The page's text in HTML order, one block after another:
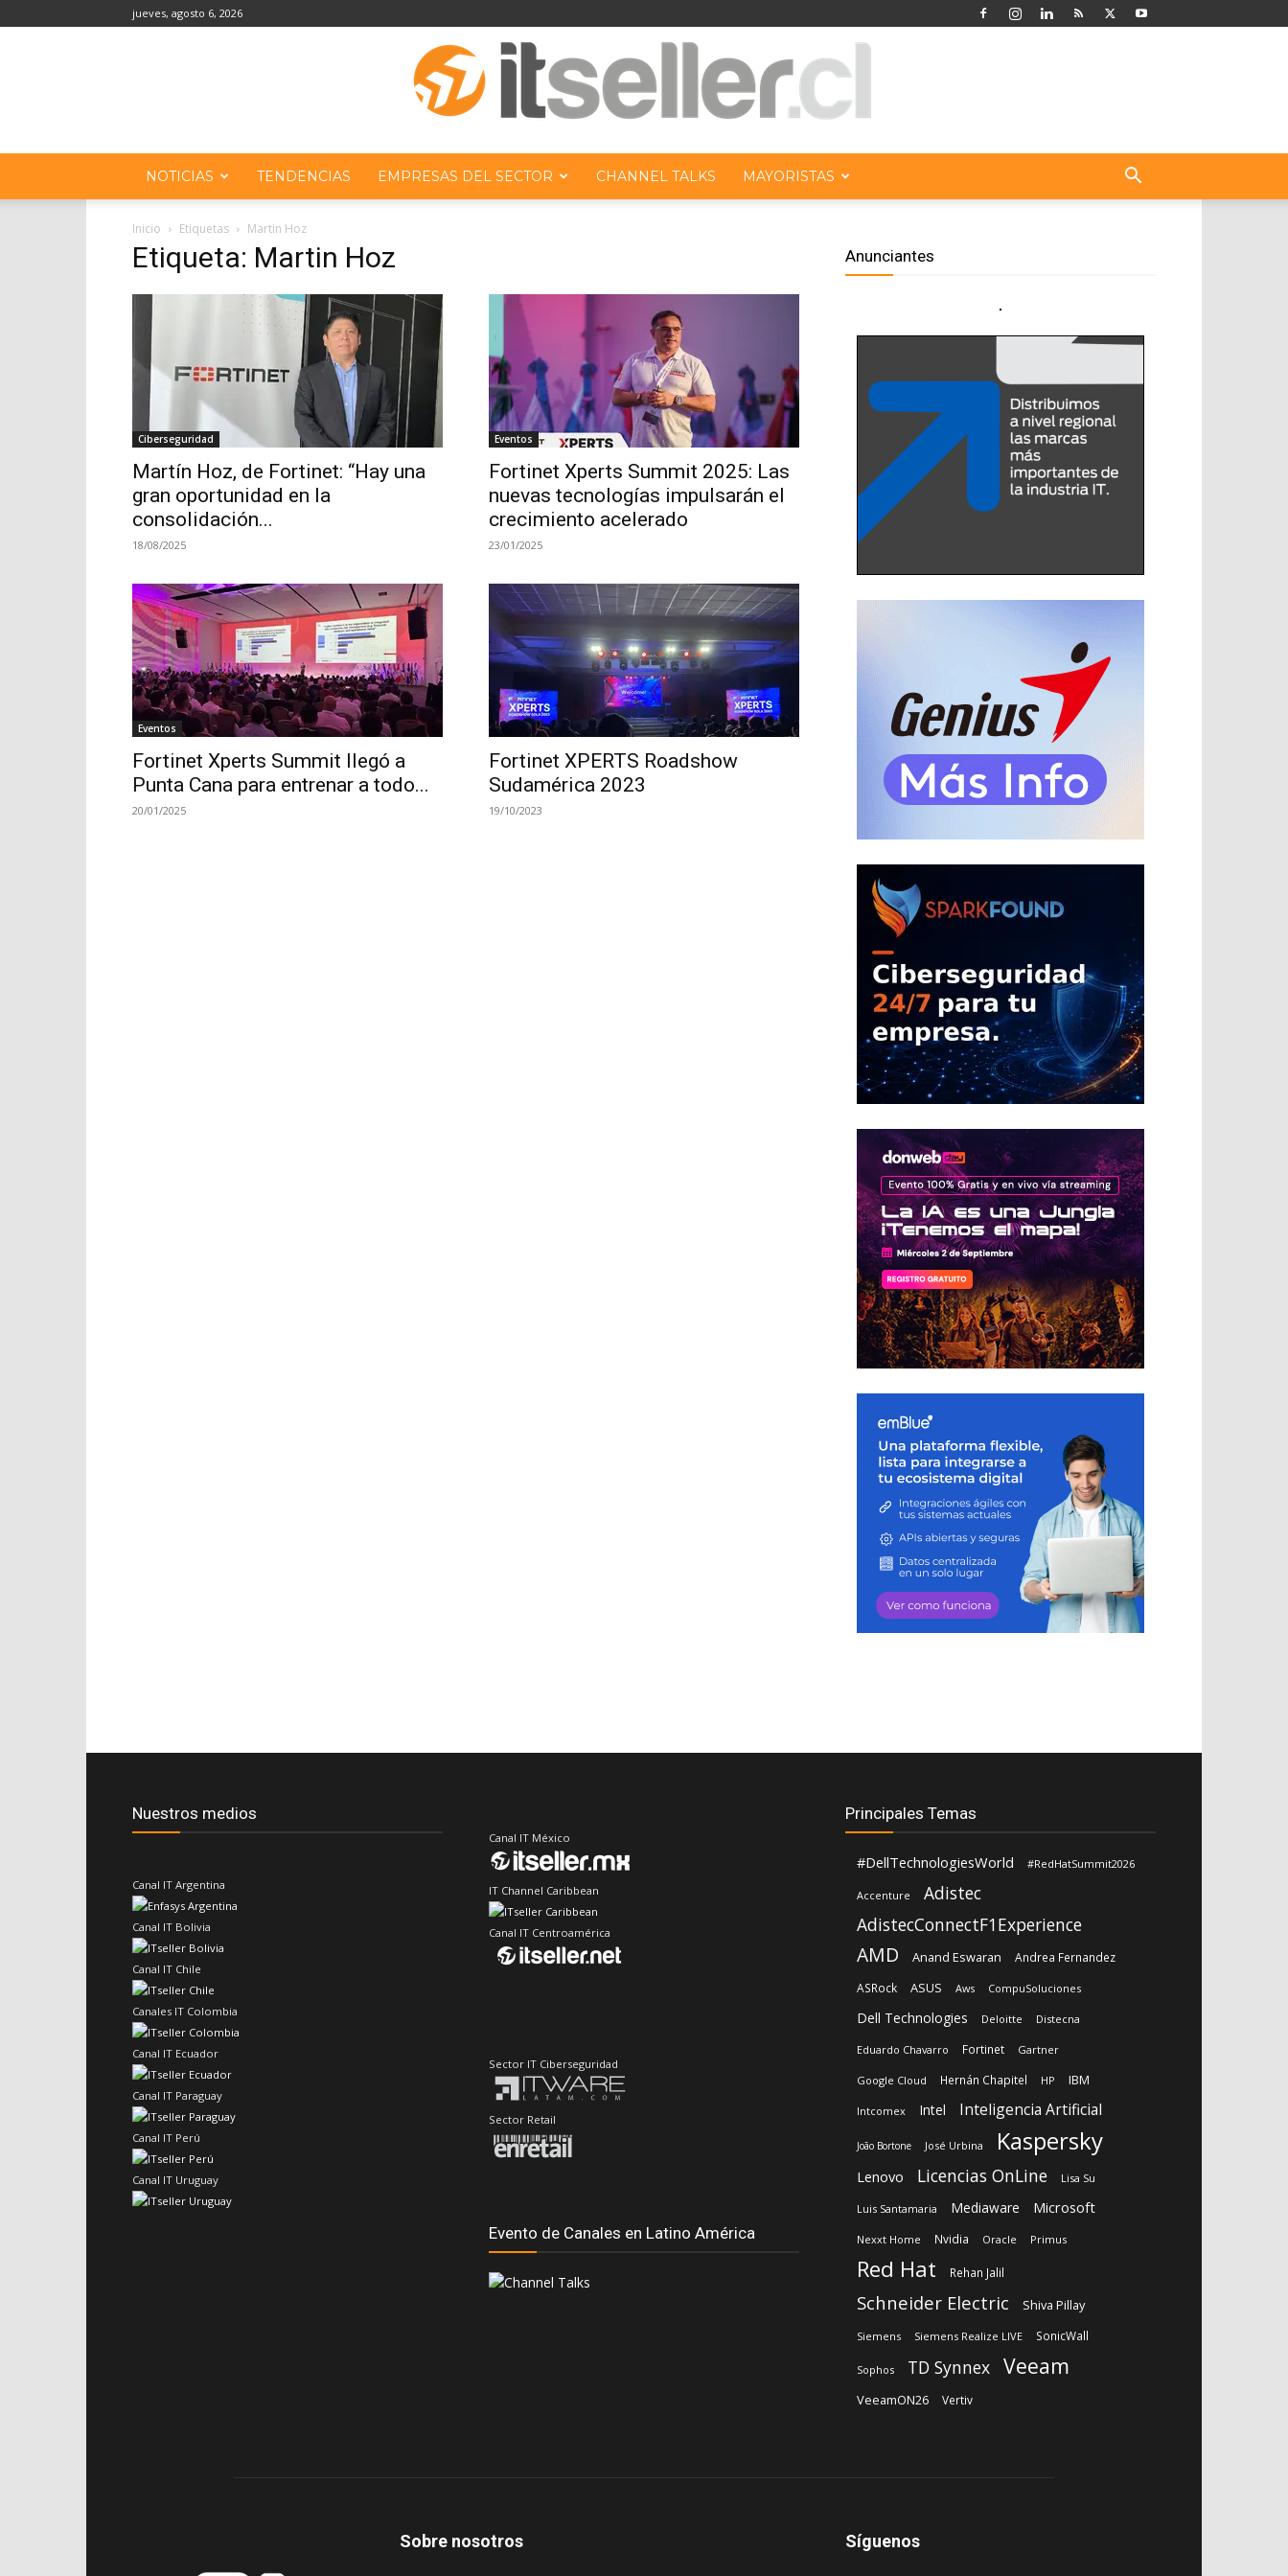
jueves, agosto 6, 2026
Chile
NOTICIAS TENDENCIAS EMPRESAS DEL SECTOR CHANNEL TALKS MAYORISTAS
Inicio Etiquetas Martin Hoz
Etiqueta: Martin Hoz
Ciberseguridad
Martín Hoz, de Fortinet: “Hay una
gran oportunidad en la
consolidación...
18/08/2025
Eventos
Fortinet Xperts Summit 2025: Las
nuevas tecnologías impulsarán el
crecimiento acelerado
23/01/2025
Eventos
Fortinet Xperts Summit llegó a
Punta Cana para entrenar a todo...
20/01/2025
Fortinet XPERTS Roadshow
Sudamérica 2023
19/10/2023
Anunciantes
Nuestros medios
Canal IT Argentina
Canal IT Bolivia
Canal IT Chile
Canales IT Colombia
Canal IT Ecuador
Canal IT Paraguay
Canal IT Perú
Canal IT Uruguay
Canal IT México
IT Channel Caribbean
Canal IT Centroamérica
Sector IT Ciberseguridad
Sector Retail
Evento de Canales en Latino América
Principales Temas
#DellTechnologiesWorld #RedHatSummit2026
Accenture
Adistec
AdistecConnectF1Experience
AMD Anand Eswaran
Andrea Fernandez
ASRock
ASUS Aws CompuSoluciones
Dell Technologies Deloitte Distecna
Eduardo Chavarro Fortinet Gartner
Google Cloud Hernán Chapitel HP IBM
Intcomex Intel Inteligencia Artificial
João Bortone José Urbina Kaspersky
Lenovo Licencias OnLine Lisa Su
Luis Santamaria Mediaware Microsoft
Nexxt Home Nvidia Oracle Primus
Red Hat Rehan Jalil
Schneider Electric Shiva Pillay
Siemens Siemens Realize LIVE SonicWall
Sophos TD Synnex Veeam
VeeamON26 Vertiv
Sobre nosotros Síguenos